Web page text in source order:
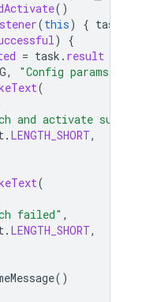
()
(this) { task
)
{
= task . result
,
"Config params
(
and activate
. LENGTH_SHORT,
(
failed" ,
. LENGTH_SHORT,
()